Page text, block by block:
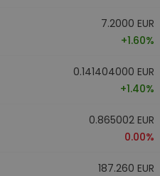
7.2000 EUR
+1.60%
0.141404000 EUR
+1.40%
0.865002 EUR
0.00%
187.260 EUR